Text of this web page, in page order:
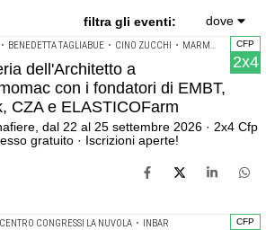
filtra gli eventi: dove
CFP
2x4
• BENEDETTA TAGLIABUE • CINO ZUCCHI • MARMOMAC •
dell'Architetto a
con i fondatori di EMBT,
CZA e ELASTICOFarm
dal 22 al 25 settembre 2026 · 2x4 Cfp
gratuito · Iscrizioni aperte!
CFP
CENTRO CONGRESSI LA NUVOLA • INBAR